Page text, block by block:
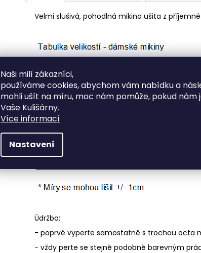
Naši milí zákazníci,
používáme cookies, abychom vám nabídku a
mohli ušít na míru, moc nám pomůže, pokud nám
Vaše Kulišárny.
Více informací
Nastavení
Velmi slušivá, pohodlná mikina ušita z
Údržba:
- poprvé vyperte samostatně s trochou octa
- vždy perte se stejně podobně barevným